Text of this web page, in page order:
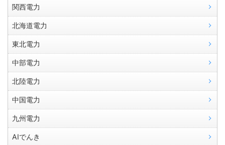
関西電力
北海道電力
東北電力
中部電力
北陸電力
中国電力
九州電力
AIでんき